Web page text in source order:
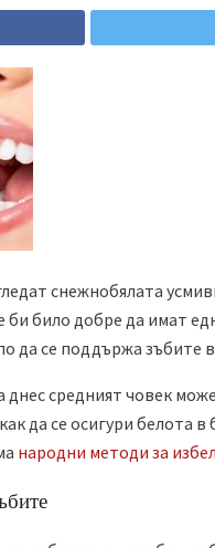
снежнобялата
би било добре да имат
да се поддържа зъбите
средният човек
да се осигури белота
народни методи за